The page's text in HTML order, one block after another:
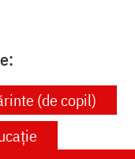
(de copil)